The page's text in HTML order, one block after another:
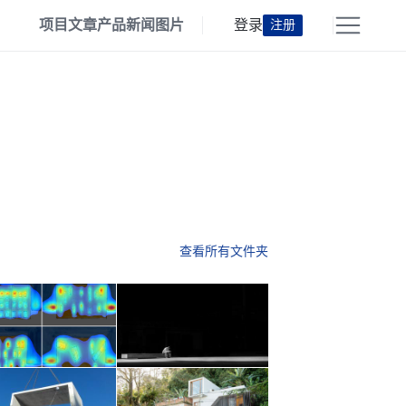
项目文章产品新闻 图片 登录 注册
查看所有文件夹